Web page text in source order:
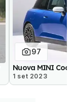
97
Nuova MINI
1 set 2023